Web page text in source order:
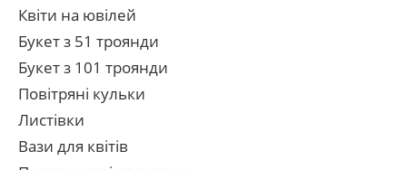
Квіти на ювілей
Букет з 51 троянди
Букет з 101 троянди
Повітряні кульки
Листівки
Вази для квітів